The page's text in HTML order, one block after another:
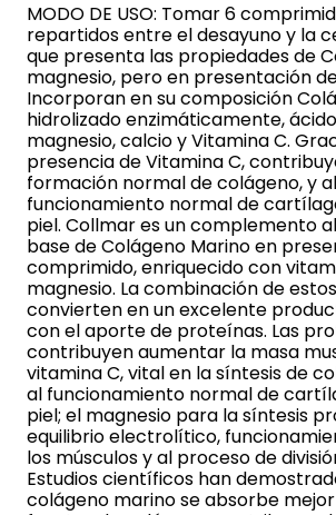
MODO DE USO: Tomar 6
repartidos entre el desayuno y la
que presenta las propiedades de
magnesio, pero en presentación
Incorporan en su composición
hidrolizado enzimáticamente,
magnesio, calcio y Vitamina C.
presencia de Vitamina C,
formación normal de colágeno, y al
funcionamiento normal de
piel. Collmar es un complemento
base de Colágeno Marino en
comprimido, enriquecido con
magnesio. La combinación de
convierten en un excelente
con el aporte de proteínas. Las
contribuyen aumentar la masa
vitamina C, vital en la síntesis de
al funcionamiento normal de
piel; el magnesio para la síntesis
equilibrio electrolítico,
los músculos y al proceso de
Estudios científicos han
colágeno marino se absorbe